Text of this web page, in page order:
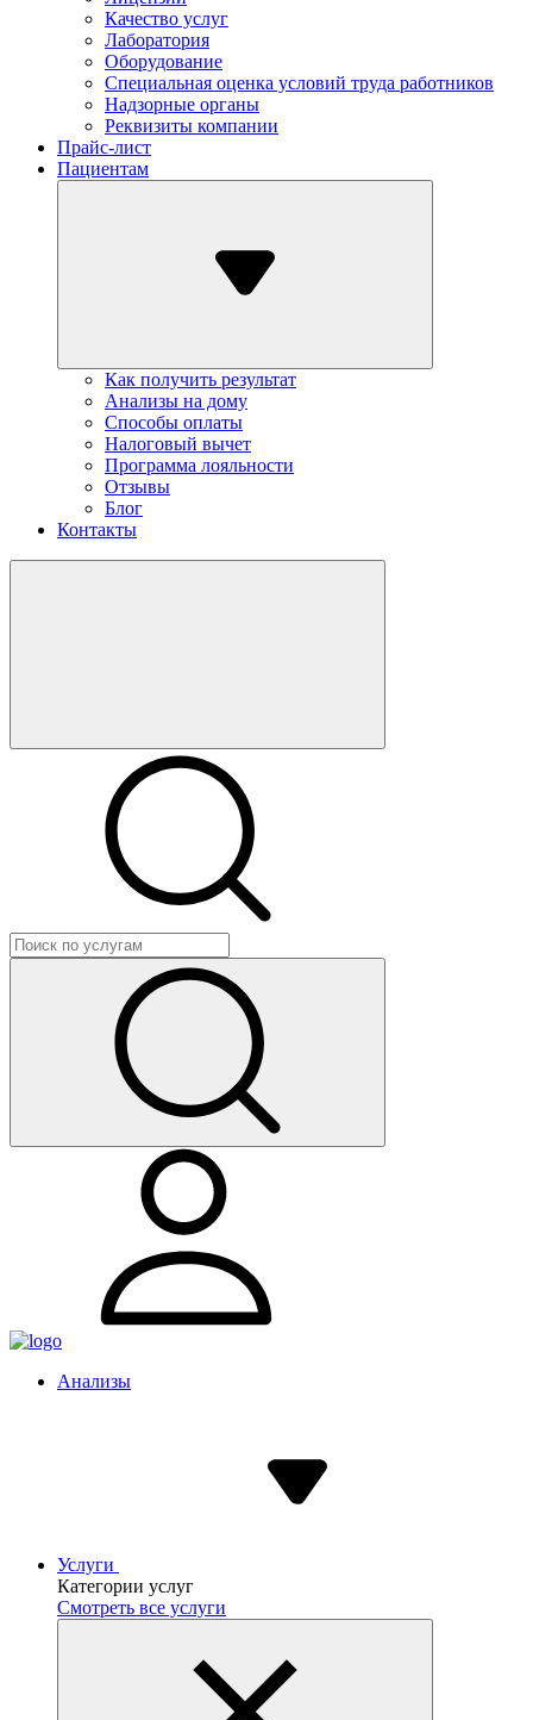
Качество услуг
Лаборатория
Оборудование
Специальная оценка условий труда работников
Надзорные органы
Реквизиты компании
Прайс-лист
Пациентам
Как получить результат
Анализы на дому
Способы оплаты
Налоговый вычет
Программа лояльности
Отзывы
Блог
Контакты
Анализы
Услуги
Категории услуг
Смотреть все услуги